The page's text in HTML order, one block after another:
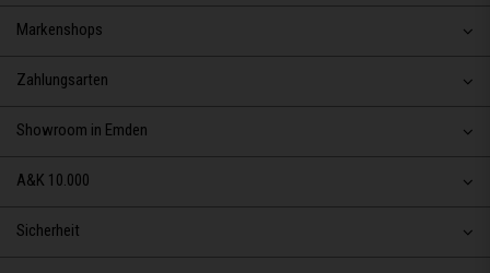
Markenshops
Zahlungsarten
Showroom in Emden
A&K 10.000
Sicherheit